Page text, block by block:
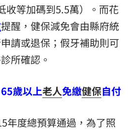
收等加碼到5.5萬）。而花
提醒，健保減免會由縣府統
請或退保；假牙補助則可
所確認。
歲以上老人免繳健保自付
年度總預算通過，為了照